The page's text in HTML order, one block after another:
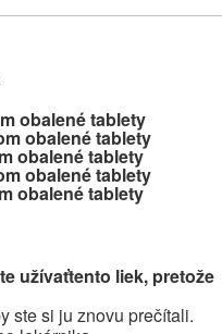
obalené tablety
obalené tablety
obalené tablety
obalené tablety
obalené tablety
užívaťtento liek, pretože
ste si ju znovu prečítali.